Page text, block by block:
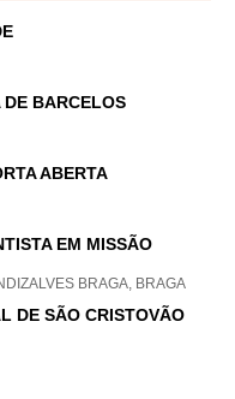
DE BARCELOS
ABERTA
EM MISSÃO
BRAGA, BRAGA
DE SÃO CRISTOVÃO